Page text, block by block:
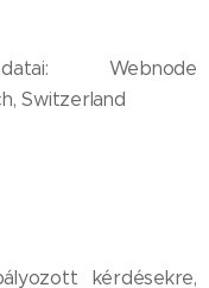
Webnode
Switzerland
kérdésekre,